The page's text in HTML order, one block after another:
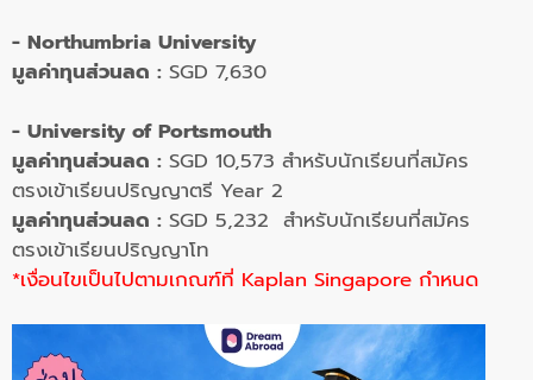
- Northumbria University
มูลค่าทุนส่วนลด : SGD 7,630
- University of Portsmouth
มูลค่าทุนส่วนลด : SGD 10,573 สำหรับนักเรียนที่สมัคร
ตรงเข้าเรียนปริญญาตรี Year 2
มูลค่าทุนส่วนลด : SGD 5,232 สำหรับนักเรียนที่สมัคร
ตรงเข้าเรียนปริญญาโท
*เงื่อนไขเป็นไปตามเกณฑ์ที่ Kaplan Singapore กำหนด